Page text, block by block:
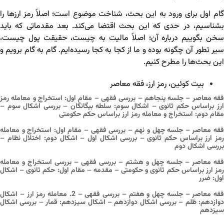
گام اول برای ورود به این بحث، شناخت موضوع است؛ اصلاً رمز ارزها را
بشناسیم، در حدی که این بحث اقتضا می‌کند. بعد مقدماتی که باید
سخن بگوییم درباره آن؛ اصلاً مالیت به چیست، حقیقت پول چیست،
سیر تطور آن چگونه بوده و ما از کجا به کجا رسیده‌ایم. گام به گام برویم و
این بحث‌ها را مطرح کنیم.
بیت کوئین، رمز ارز، فقه معاصر
فقه معاصر – جلسه پنجاهم – بررسی فقهی – مقام اول: استخراج و معامله رمز
ارز براساس حکم ثانوی – اشکال سوم: سلطه بیگانگان – بررسی اشکال سوم –
مقام دوم: استخراج و معامله رمز ارز براساس حکم حکومتی
فقه معاصر – جلسه چهل و نهم – بررسی فقهی – مقام اول: استخراج و معامله
رمز ارز براساس حکم ثانوی – بررسی اشکال اول – اشکال دوم: اختلال نظام –
بررسی اشکال دوم
فقه معاصر – جلسه چهل و هشتم – بررسی فقهی – بررسی استخراج و معامله
رمز ارز براساس حکم ثانوی و حکومتی – مقدمه – مقام اول: حکم ثانوی – اشکال
اول: ضرر
فقه معاصر – جلسه چهل و هفتم – بررسی فقهی – 2. معامله رمز ارز – اشکال
دوازدهم: ظلم – بررسی اشکال دوازدهم – اشکال سیزدهم: قمار – بررسی اشکال
سیزدهم